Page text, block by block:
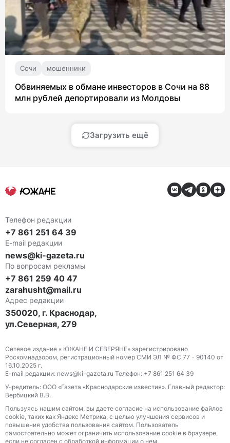
Сочи мошенники
Обвиняемых в обмане инвесторов в Сочи на 88
млн рублей депортировали из Молдовы
Загрузить ещё
Телефон редакции
+7 861 251 64 39
E-mail редакции
news@ki-gazeta.ru
По вопросам рекламы
+7 861 259 40 47
zarahusht@mail.ru
Адрес редакции
350020, г. Краснодар,
ул.Северная, 279
Сетевое издание « ЮЖАНЕ И СЕВЕРЯНЕ» зарегистрировано
Роскомнадзором, регистрационный номер СМИ ЭЛ № ФС 77 - 90140 от
16.10.2025 г.
E-mail редакции: news@ki-gazeta.ru Телефон: +7 861 251 64 39
Учредитель: ООО «Газета «Краснодарские известия». Главный редактор:
Вербицкий В.В.
Пользуясь нашим сайтом, вы даете согласие на использование файлов
сооkіе, таких как Яндекс Метрика, с целью улучшения сервисов и
повышения удобства пользования сайтом. Пользователь
самостоятельно может ограничить использование сооkіе в браузере,
если не согласен с обработкой информации о нем.